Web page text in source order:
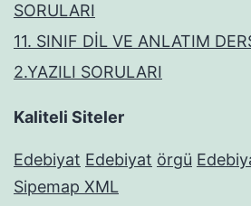
SORULARI
11. SINIF DİL VE ANLATIM
2.YAZILI SORULARI
Kaliteli Siteler
Edebiyat Edebiyat örgü
Sipemap XML